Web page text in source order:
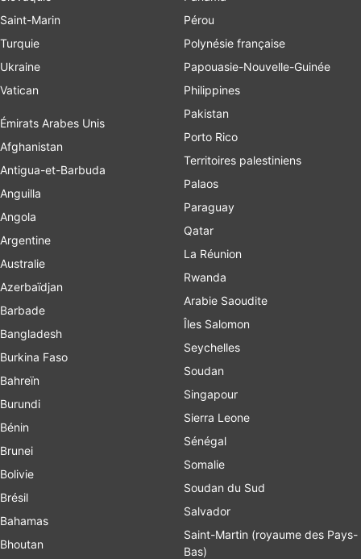
Saint-Marin
Turquie
Ukraine
Vatican
Émirats Arabes Unis
Afghanistan
Antigua-et-Barbuda
Anguilla
Angola
Argentine
Australie
Azerbaïdjan
Barbade
Bangladesh
Burkina Faso
Bahreïn
Burundi
Bénin
Brunei
Bolivie
Brésil
Bahamas
Bhoutan
Pérou
Polynésie française
Papouasie-Nouvelle-Guinée
Philippines
Pakistan
Porto Rico
Territoires palestiniens
Palaos
Paraguay
Qatar
La Réunion
Rwanda
Arabie Saoudite
Îles Salomon
Seychelles
Soudan
Singapour
Sierra Leone
Sénégal
Somalie
Soudan du Sud
Salvador
Saint-Martin (royaume des Pays-
Bas)